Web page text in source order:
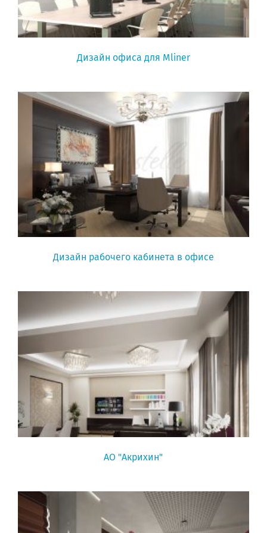
Дизайн офиса для Mliner
Дизайн рабочего кабинета в офисе
АО "Акрихин"